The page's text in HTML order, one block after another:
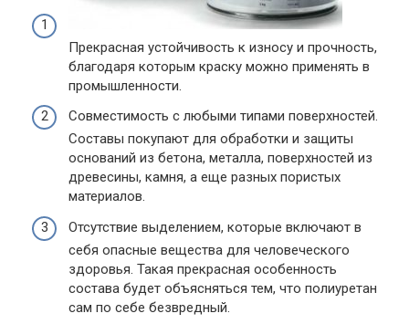
Прекрасная устойчивость к износу и прочность,
благодаря которым краску можно применять в
промышленности.
Совместимость с любыми типами поверхностей.
Составы покупают для обработки и защиты
оснований из бетона, металла, поверхностей из
древесины, камня, а еще разных пористых
материалов.
Отсутствие выделением, которые включают в
себя опасные вещества для человеческого
здоровья. Такая прекрасная особенность
состава будет объясняться тем, что полиуретан
сам по себе безвредный.